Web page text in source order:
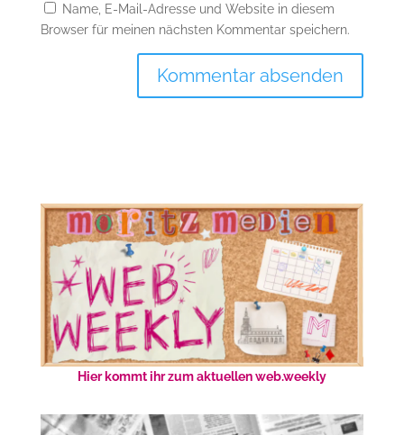
Name, E-Mail-Adresse und Website in diesem
Browser für meinen nächsten Kommentar speichern.
Hier kommt ihr zum aktuellen web.weekly